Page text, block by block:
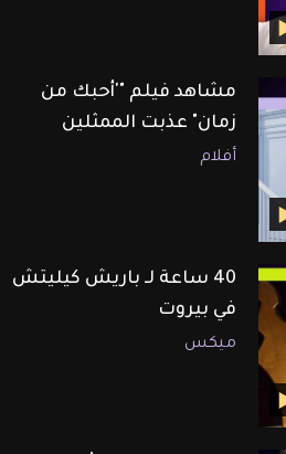
مشاهد فيلم "'أحبك من
زمان" عذبت الممثلين
أفلام
40 ساعة لـ باريش كيليتش
في بيروت
ميكس